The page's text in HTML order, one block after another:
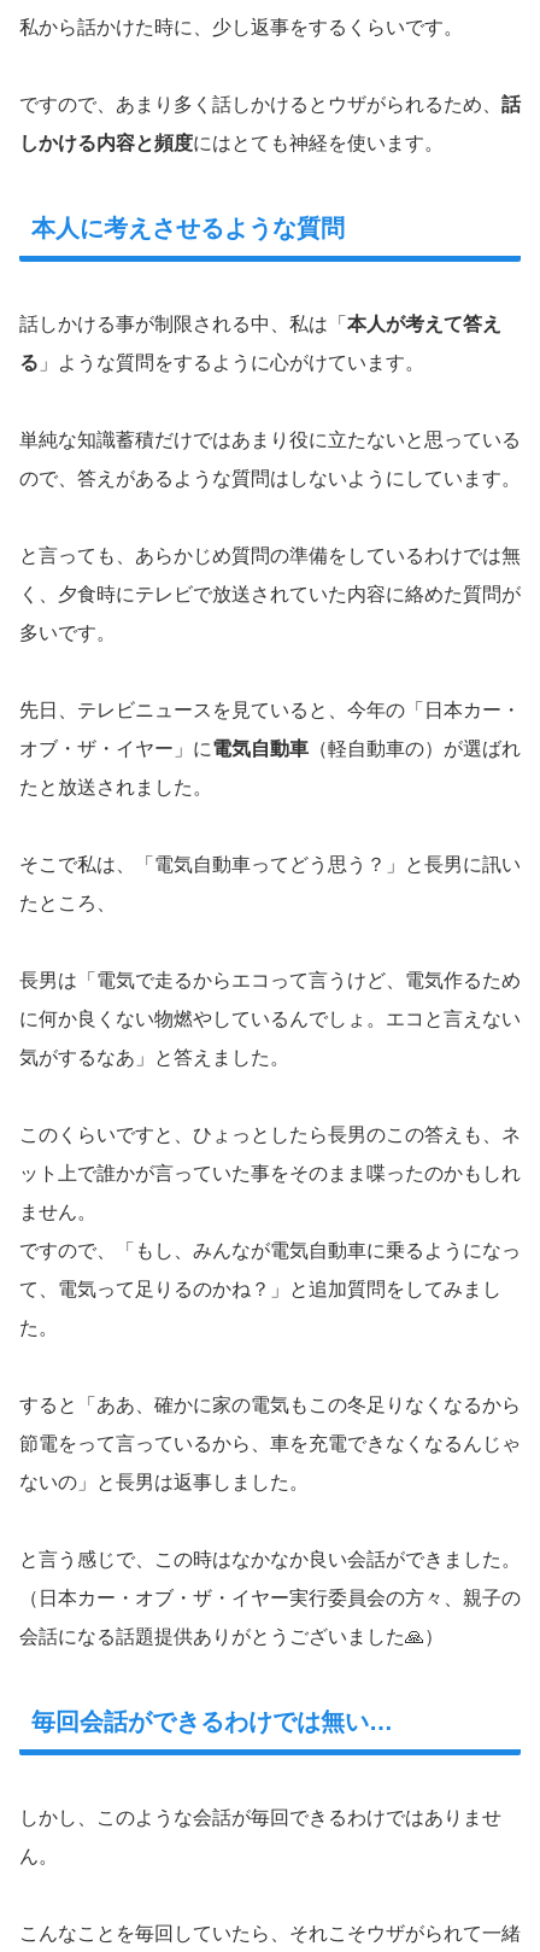
私から話かけた時に、少し返事をするくらいです。
ですので、あまり多く話しかけるとウザがられるため、 話
しかける内容と頻度にはとても神経を使います。
本人に考えさせるような質問
話しかける事が制限される中、私は「 本人が考えて答え
る 」ような質問をするように心がけています。
単純な知識蓄積だけではあまり役に立たないと思っている
ので、答えがあるような質問はしないようにしています。
と言っても、あらかじめ質問の準備をしているわけでは無
く、夕食時にテレビで放送されていた内容に絡めた質問が
多いです。
先日、テレビニュースを見ていると、今年の「日本カー・
オブ・ザ・イヤー」に電気自動車 （軽自動車の）が選ばれ
たと放送されました。
そこで私は、「電気自動車ってどう思う？」と長男に訊い
たところ、
長男は「電気で走るからエコって言うけど、電気作るため
に何か良くない物燃やしているんでしょ。エコと言えない
気がするなあ」と答えました。
このくらいですと、ひょっとしたら長男のこの答えも、ネ
ット上で誰かが言っていた事をそのまま喋ったのかもしれ
ません。
ですので、「もし、みんなが電気自動車に乗るようになっ
て、電気って足りるのかね？」と追加質問をしてみまし
た。
すると「ああ、確かに家の電気もこの冬足りなくなるから
節電をって言っているから、車を充電できなくなるんじゃ
ないの」と長男は返事しました。
と言う感じで、この時はなかなか良い会話ができました。
（日本カー・オブ・ザ・イヤー実行委員会の方々、親子の
会話になる話題提供ありがとうございました🙏）
毎回会話ができるわけでは無い…
しかし、このような会話が毎回できるわけではありませ
ん。
こんなことを毎回していたら、それこそウザがられて一緒